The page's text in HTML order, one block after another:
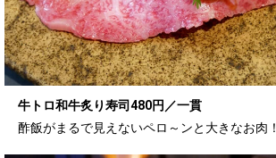
牛トロ和牛炙り寿司480円／一貫
酢飯がまるで見えないペロ～ンと大きなお肉！